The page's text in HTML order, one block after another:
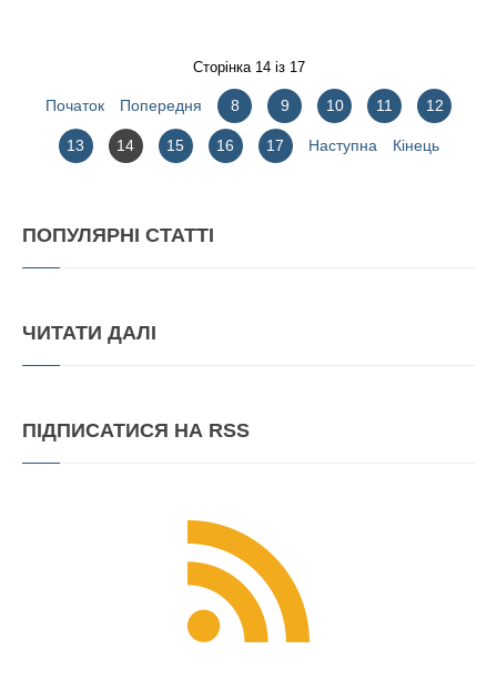
Сторінка 14 із 17
Початок Попередня 8 9 10 11 12
13 14 15 16 17 Наступна Кінець
ПОПУЛЯРНІ СТАТТІ
ЧИТАТИ ДАЛІ
ПІДПИСАТИСЯ НА RSS